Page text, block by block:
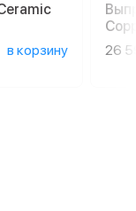
в корзину
26